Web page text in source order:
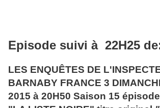
Episode suivi à 22H25
LES ENQUÊTES DE
BARNABY FRANCE 3
2015 à 20H50 Saison 15